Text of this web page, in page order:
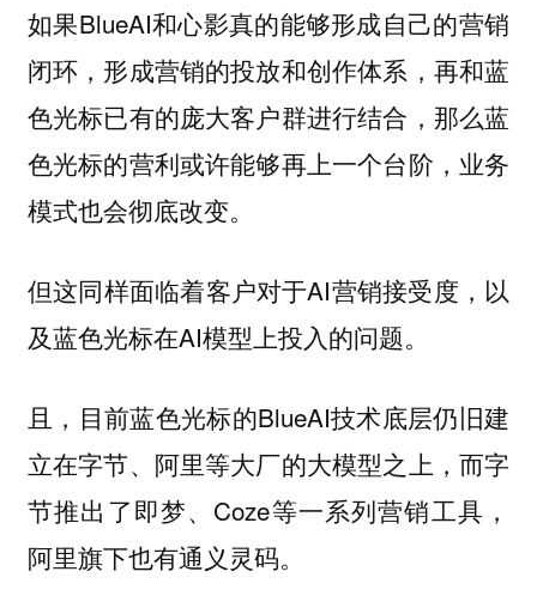
如果BlueAI和心影真的能够形成自己的营销
闭环，形成营销的投放和创作体系，再和蓝
色光标已有的庞大客户群进行结合，那么蓝
色光标的营利或许能够再上一个台阶，业务
模式也会彻底改变。
但这同样面临着客户对于AI营销接受度，以
及蓝色光标在AI模型上投入的问题。
且，目前蓝色光标的BlueAI技术底层仍旧建
立在字节、阿里等大厂的大模型之上，而字
节推出了即梦、Coze等一系列营销工具，
阿里旗下也有通义灵码。